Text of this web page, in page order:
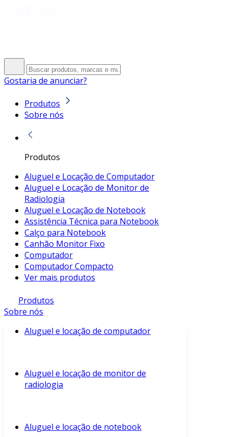
Gostaria de anunciar?
Produtos
Sobre nós
Produtos
Aluguel e Locação de Computador
Aluguel e Locação de Monitor de
Radiologia
Aluguel e Locação de Notebook
Assistência Técnica para Notebook
Calço para Notebook
Canhão Monitor Fixo
Computador
Computador Compacto
Ver mais produtos
Produtos
Sobre nós
Aluguel e locação de computador
Aluguel e locação de monitor de
radiologia
Aluguel e locação de notebook